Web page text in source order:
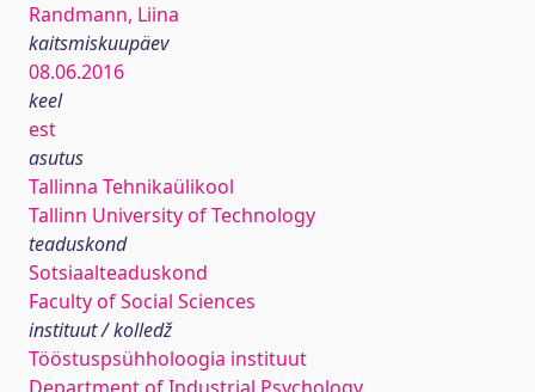
Randmann, Liina
kaitsmiskuupäev
08.06.2016
keel
est
asutus
Tallinna Tehnikaülikool
Tallinn University of Technology
teaduskond
Sotsiaalteaduskond
Faculty of Social Sciences
instituut / kolledž
Tööstuspsühholoogia instituut